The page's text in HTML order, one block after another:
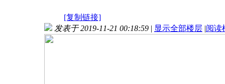
[复制链接]
发表于 2019-11-21 00:18:59 | 显示全部楼层 |阅读